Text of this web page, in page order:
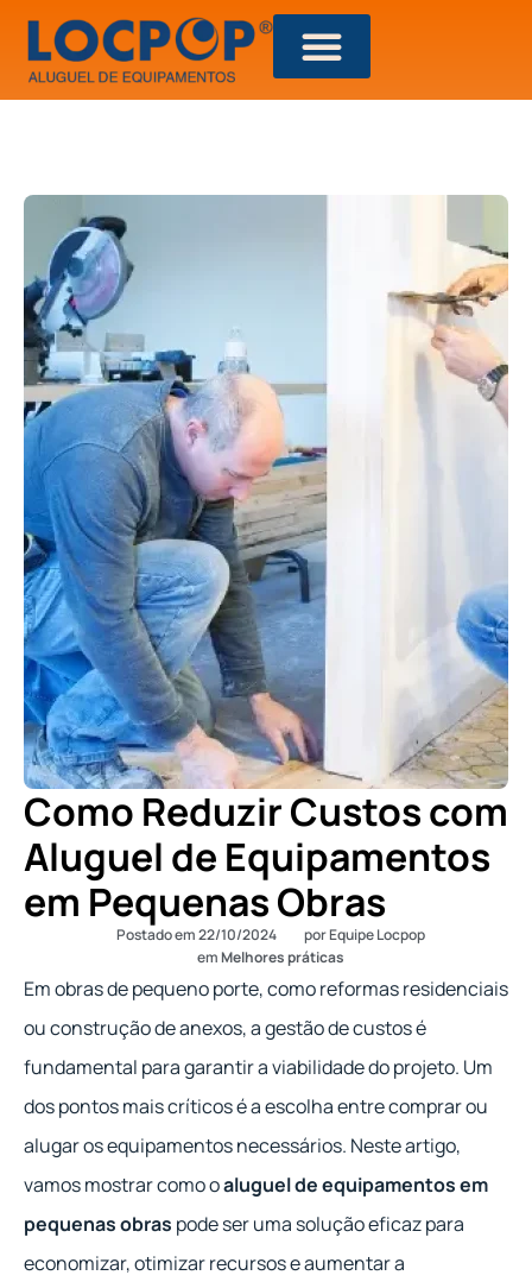
Como Reduzir Custos com
Aluguel de Equipamentos
em Pequenas Obras
Postado em22/10/2024 porEquipe Locpop
emMelhores práticas
Em obras de pequeno porte, como reformas residenciais
ou construção de anexos, a gestão de custos é
fundamental para garantir a viabilidade do projeto. Um
dos pontos mais críticos é a escolha entre comprar ou
alugar os equipamentos necessários. Neste artigo,
vamos mostrar como oaluguel de equipamentos em
pequenas obras pode ser uma solução eficaz para
economizar, otimizar recursos e aumentar a